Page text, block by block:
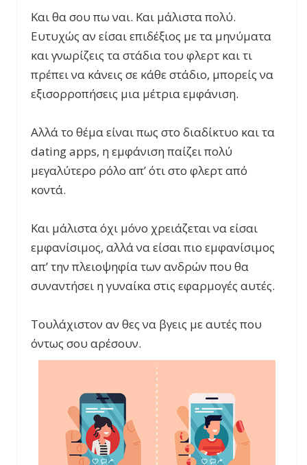
Και θα σου πω ναι. Και μάλιστα πολύ.
Ευτυχώς αν είσαι επιδέξιος με τα μηνύματα
και γνωρίζεις τα στάδια του φλερτ και τι
πρέπει να κάνεις σε κάθε στάδιο, μπορείς να
εξισορροπήσεις μια μέτρια εμφάνιση.
Αλλά το θέμα είναι πως στο διαδίκτυο και τα
dating apps, η εμφάνιση παίζει πολύ
μεγαλύτερο ρόλο απ’ ότι στο φλερτ από
κοντά.
Και μάλιστα όχι μόνο χρειάζεται να είσαι
εμφανίσιμος, αλλά να είσαι πιο εμφανίσιμος
απ’ την πλειοψηφία των ανδρών που θα
συναντήσει η γυναίκα στις εφαρμογές αυτές.
Τουλάχιστον αν θες να βγεις με αυτές που
όντως σου αρέσουν.